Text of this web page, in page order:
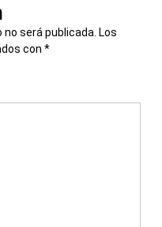
será publicada. Los
con *